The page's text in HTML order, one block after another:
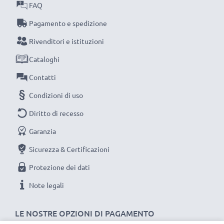
Sostituisci la batteria, non il navigatore! È la scelta più
intelligente e più ecosostenibile che tu possa fare,
efficientando e riducendo l’impatto ambientale e gli
scarti superflui.
non fare compromessi sulla qualità: ordina ora!
LE NOSTRE OPZIONI DI PAGAMENTO
FAQ
Pagamento e spedizione
Rivenditori e istituzioni
Cataloghi
Contatti
Condizioni di uso
Diritto di recesso
Garanzia
Sicurezza & Certificazioni
Protezione dei dati
Note legali